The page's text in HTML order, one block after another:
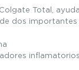
Total,
dos importantes